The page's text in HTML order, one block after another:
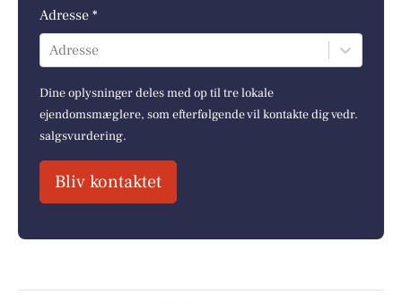
Adresse *
Adresse
Dine oplysninger deles med op til tre lokale
ejendomsmæglere, som efterfølgende vil kontakte dig vedr.
salgsvurdering.
Bliv kontaktet